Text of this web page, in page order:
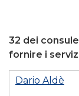
32 dei
fornire i
Dario Aldè